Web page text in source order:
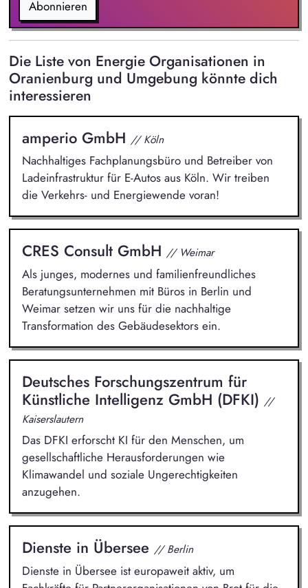
Abonnieren
Die Liste von Energie Organisationen in
Oranienburg und Umgebung könnte dich
interessieren
amperio GmbH // Köln
Nachhaltiges Fachplanungsbüro und Betreiber von
Ladeinfrastruktur für E-Autos aus Köln. Wir treiben
die Verkehrs- und Energiewende voran!
CRES Consult GmbH // Weimar
Als junges, modernes und familienfreundliches
Beratungsunternehmen mit Büros in Berlin und
Weimar setzen wir uns für die nachhaltige
Transformation des Gebäudesektors ein.
Deutsches Forschungszentrum für
Künstliche Intelligenz GmbH (DFKI) //
Kaiserslautern
Das DFKI erforscht KI für den Menschen, um
gesellschaftliche Herausforderungen wie
Klimawandel und soziale Ungerechtigkeiten
anzugehen.
Dienste in Übersee // Berlin
Dienste in Übersee ist europaweit aktiv, um